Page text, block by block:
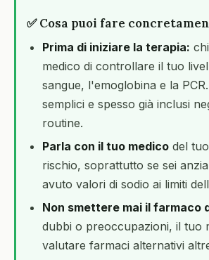
✅ Cosa puoi fare
Prima di iniziare la terapia:
medico di controllare il tuo
sangue, l'emoglobina e la
semplici e spesso già inclusi
routine.
Parla con il tuo medico del
rischio, soprattutto se sei
avuto valori di sodio ai limiti
Non smettere mai il farmaco
dubbi o preoccupazioni, il tuo
valutare farmaci alternativi